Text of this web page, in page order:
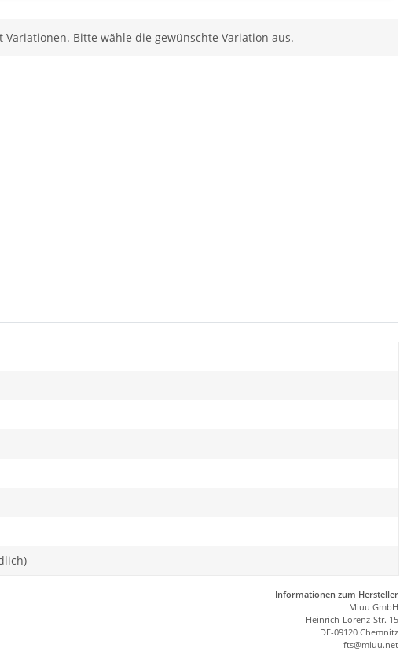
Variationen. Bitte wähle die gewünschte Variation aus.
Informationen zum Hersteller
Miuu GmbH
Heinrich-Lorenz-Str. 15
DE-09120 Chemnitz
fts@miuu.net